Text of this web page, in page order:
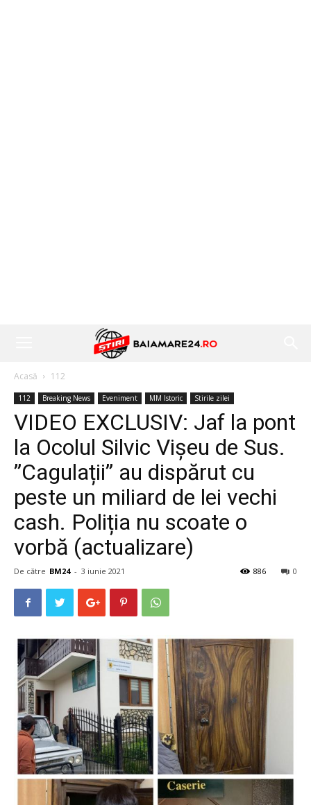
Acasă 112
112 Breaking News Eveniment MM Istoric Stirile zilei
VIDEO EXCLUSIV: Jaf la pont
la Ocolul Silvic Vișeu de Sus.
”Cagulații” au dispărut cu
peste un miliard de lei vechi
cash. Poliția nu scoate o
vorbă (actualizare)
De către BM24 - 3 iunie 2021 0
886